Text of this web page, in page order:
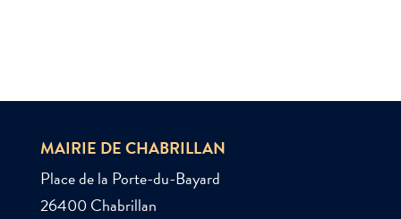
MAIRIE DE CHABRILLAN
Place de la Porte-du-Bayard
26400 Chabrillan